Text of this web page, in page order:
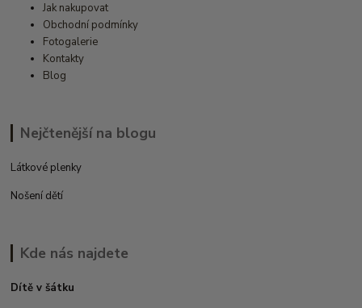
Jak nakupovat
Obchodní podmínky
Fotogalerie
Kontakty
Blog
Nejčtenější na blogu
Látkové plenky
Nošení dětí
Kde nás najdete
Dítě v šátku